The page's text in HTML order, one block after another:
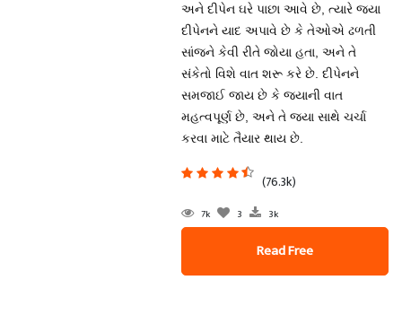
અને દીપેન ઘરે પાછા આવે છે, ત્યારે જયા
દીપેનને યાદ અપાવે છે કે તેઓએ ઢળતી
સાંજને કેવી રીતે જોયા હતા, અને તે
સંકેતો વિશે વાત શરૂ કરે છે. દીપેનને
સમજાઈ જાય છે કે જયાની વાત
મહત્વપૂર્ણ છે, અને તે જયા સાથે ચર્ચા
કરવા માટે તૈયાર થાય છે.
(76.3k)
7k 3 3k
Read Free